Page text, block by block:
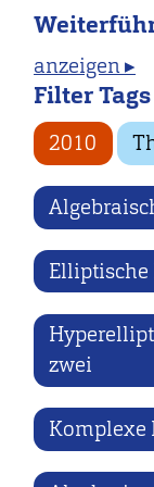
anzeigen ▸
Filter Tags
2010
Elliptische
zwei